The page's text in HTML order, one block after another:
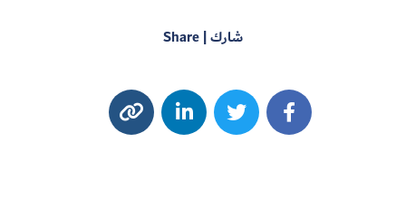
شارك | Share